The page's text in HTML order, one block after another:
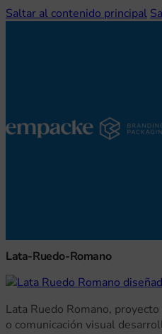
Saltar al contenido principal
Lata-Ruedo-Romano
Lata Ruedo Romano,
o comunicación visual